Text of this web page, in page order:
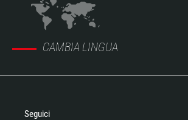
CAMBIA LINGUA
Seguici